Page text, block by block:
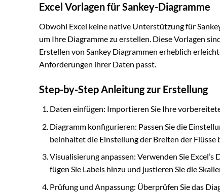
Excel Vorlagen für Sankey-Diagramme
Obwohl Excel keine native Unterstützung für
um Ihre Diagramme zu erstellen. Diese Vorlagen
Erstellen von Sankey Diagrammen erheblich
Anforderungen ihrer Daten passt.
Step-by-Step Anleitung zur Erstellung
Daten einfügen: Importieren Sie Ihre
Diagramm konfigurieren: Passen Sie die
beinhaltet die Einstellung der Breiten der Flüsse
Visualisierung anpassen: Verwenden Sie
fügen Sie Labels hinzu und justieren Sie die
Prüfung und Anpassung: Überprüfen Sie das